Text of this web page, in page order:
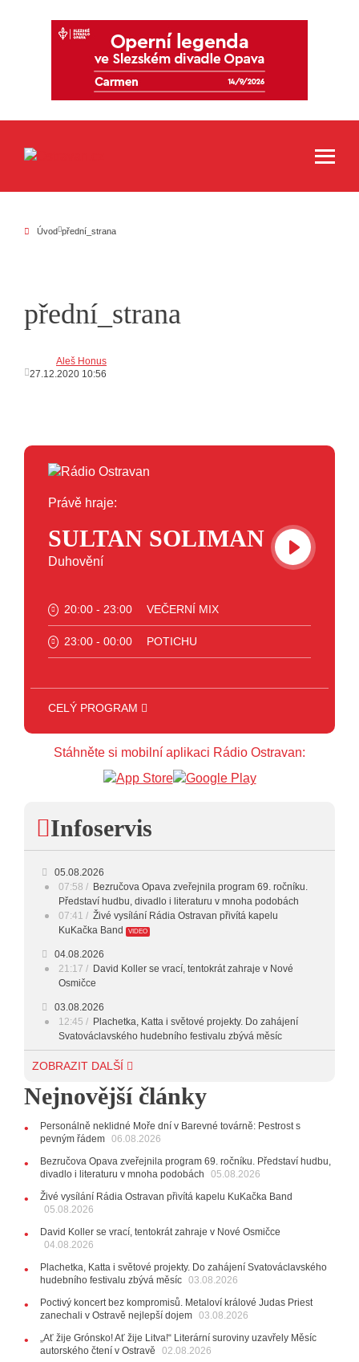
Úvod přední_strana
přední_strana
Aleš Honus
27.12.2020 10:56
Právě hraje:
SULTAN SOLIMAN
Duhovění
20:00 - 23:00 VEČERNÍ MIX
23:00 - 00:00 POTICHU
CELÝ PROGRAM
Stáhněte si mobilní aplikaci Rádio Ostravan:
Infoservis
05.08.2026
07:58
Bezručova Opava zveřejnila program 69. ročníku.
Představí hudbu, divadlo i literaturu v mnoha podobách
07:41
Živé vysílání Rádia Ostravan přivítá kapelu
KuKačka Band
VIDEO
04.08.2026
21:17
David Koller se vrací, tentokrát zahraje v Nové
Osmičce
03.08.2026
12:45
Plachetka, Katta i světové projekty. Do zahájení
Svatováclavského hudebního festivalu zbývá měsíc
29.07.2026
listopadu v klubu Barrák
VIDEO
10:33
Úsměvné historky ze života ostravské kapely
kláves
28.07.2026
15:51
Koncert legendárních Judas Priest se blíží. Zbývá
27.07.2026
držitelka Ceny Thálie za celoživotní mistrovství
Kirschner, návštěvníci nově zaplatí už jen pomocí čipů
17:06
Zpěvačka Tanja vydala nové EP Plamen VIDEO
10:02
Kapela Midnight v Rádiu Ostravan: Od minulého
ZOBRAZIT DALŠÍ
Nejnovější články
Personálně neklidné Moře dní v Barevné továrně: Pestrost s
pevným řádem 06.08.2026
Bezručova Opava zveřejnila program 69. ročníku. Představí hudbu,
divadlo i literaturu v mnoha podobách
05.08.2026
Živé vysílání Rádia Ostravan přivítá kapelu KuKačka Band
05.08.2026
David Koller se vrací, tentokrát zahraje v Nové Osmičce
04.08.2026
Plachetka, Katta i světové projekty. Do zahájení Svatováclavského
hudebního festivalu zbývá měsíc 03.08.2026
Poctivý koncert bez kompromisů. Metaloví králové Judas Priest
zanechali v Ostravě nejlepší dojem 03.08.2026
„Ať žije Grónsko! Ať žije Litva!“ Literární suroviny uzavřely Měsíc
autorského čtení v Ostravě
02.08.2026